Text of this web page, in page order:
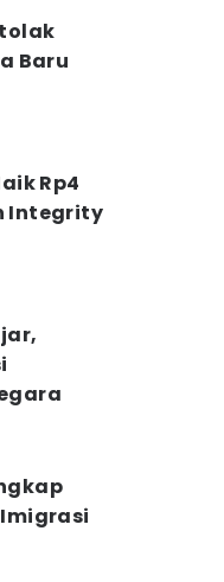
Baru
Rp4
Integrity